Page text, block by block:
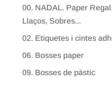
00. NADAL. Paper
Llaços, Sobres...
02. Etiquetes i cintes
06. Bosses paper
09. Bosses de pàstic